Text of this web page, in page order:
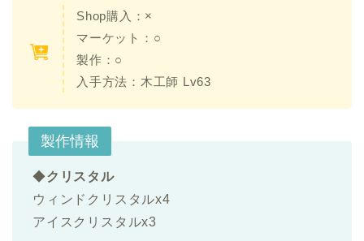
Shop購入：×
マーケット：○
製作：○
入手方法： 木工師 Lv63
製作情報
◆クリスタル
ウィンドクリスタルx4
アイスクリスタルx3